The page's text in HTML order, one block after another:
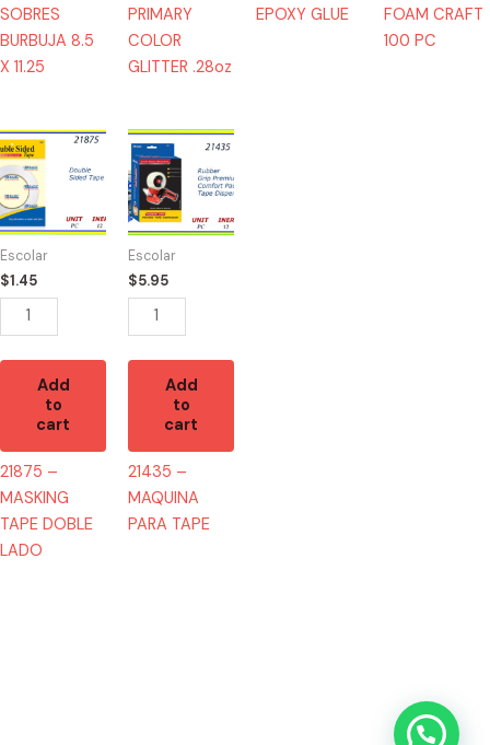
SOBRES
BURBUJA 8.5
X 11.25
PRIMARY
COLOR
GLITTER .28oz
EPOXY GLUE
FOAM CRAFT
100 PC
Escolar
$1.45
21875
-
MASKING
TAPE
DOBLE
LADO
quantity
Add
to
cart
21875 –
MASKING
TAPE DOBLE
LADO
Escolar
$5.95
21435
-
MAQUINA
PARA
TAPE
quantity
Add
to
cart
21435 –
MAQUINA
PARA TAPE